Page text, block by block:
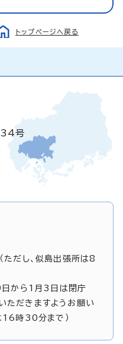
トップページへ戻る
34号
だし、似島出張所は8
日から1月3日は閉庁
ただきますようお願い
16時30分まで）